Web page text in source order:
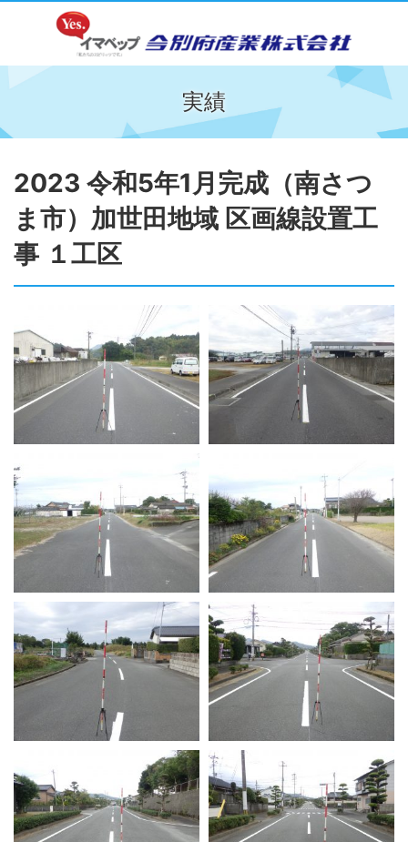
実績
2023 令和5年1月完成（南さつ
ま市）加世田地域 区画線設置工
事 １工区